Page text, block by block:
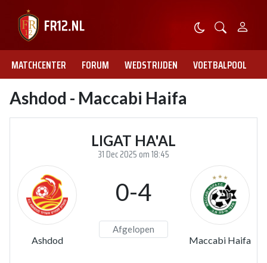
MATCHCENTER FORUM WEDSTRIJDEN VOETBALPOOL
Ashdod - Maccabi Haifa
LIGAT HA'AL
31 Dec 2025 om 18:45
Ashdod
0-4
Afgelopen
Maccabi Haifa